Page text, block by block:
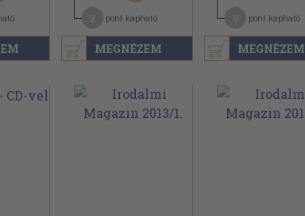
MEGNÉZEM
pont kapható
MEGNÉZEM
pont kapható